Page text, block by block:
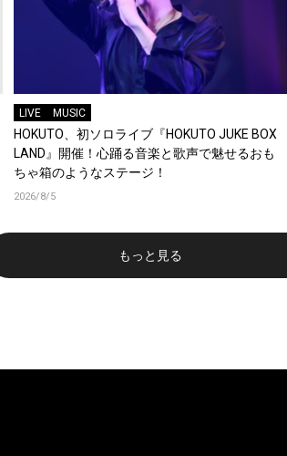
LIVE MUSIC
HOKUTO、初ソロライブ『HOKUTO JUKE BOX
LAND』開催！心踊る音楽と歌声で魅せるおも
ちゃ箱のようなステージ！
2026/8/5
もっと見る